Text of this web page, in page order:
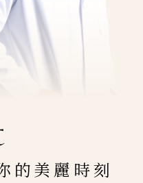
的美麗時刻